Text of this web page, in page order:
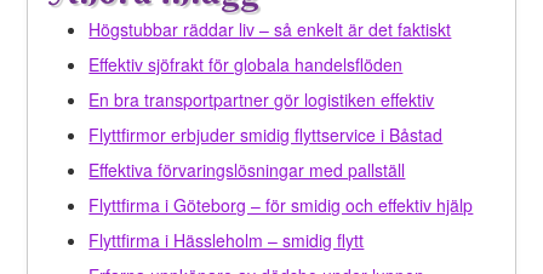
Högstubbar räddar liv – så enkelt är det faktiskt
Effektiv sjöfrakt för globala handelsflöden
En bra transportpartner gör logistiken effektiv
Flyttfirmor erbjuder smidig flyttservice i Båstad
Effektiva förvaringslösningar med pallställ
Flyttfirma i Göteborg – för smidig och effektiv hjälp
Flyttfirma i Hässleholm – smidig flytt